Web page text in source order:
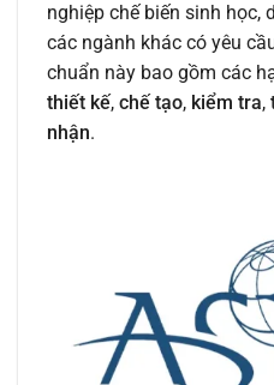
nghiệp chế biến sinh học,
các ngành khác có yêu
chuẩn này bao gồm các
thiết kế, chế tạo, kiểm tra,
nhận.